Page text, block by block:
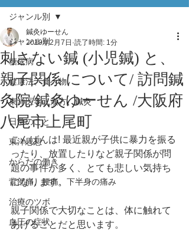
ジャンル別
糖尿病
健康法、食べ物
東洋医学、漢方、鍼灸
日常のこと
東洋思想
からだの働き
背部痛、腰痛、下半身の痛み
治療のツボ
血圧の症状
ジャンル別
刺さない鍼 (小児鍼) と、
親子関係 について/ 訪問鍼
灸院/鍼灸ゆーせん /大阪府
八尾市上尾町
鍼灸ゆーせん
2019年2月7日 読了時間: 1分
こんばんは! 最近親が子供に暴力を振る
ったり、放置したりなど親子関係が問
題の事件が多く、とても悲しい気持ち
になります。
親子関係で大切なことは、体に触れて
あげることだと思います。